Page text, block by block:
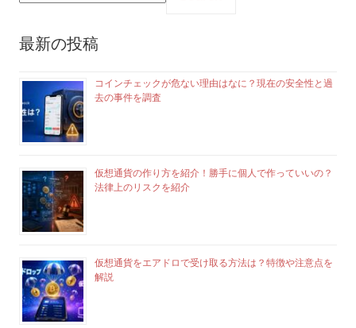
最新の投稿
コインチェックが危ない理由はなに？現在の安全性と過
去の事件を調査
仮想通貨の作り方を紹介！勝手に個人で作っていいの？
法律上のリスクを紹介
仮想通貨をエアドロで受け取る方法は？特徴や注意点を
解説